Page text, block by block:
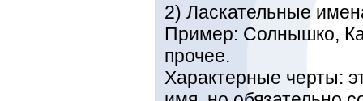
2) Ласкательные
Пример: Солнышко,
прочее.
Характерные черты: